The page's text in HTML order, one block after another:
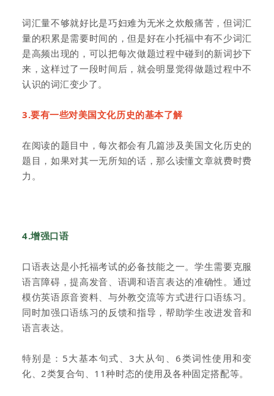
词汇量不够就好比是巧妇难为无米之炊般痛苦，但词汇
量的积累是需要时间的，但是好在小托福中有不少词汇
是高频出现的，可以把每次做题过程中碰到的新词抄下
来，这样过了一段时间后，就会明显觉得做题过程中不
认识的词汇变少了。
3.要有一些对美国文化历史的基本了解
在阅读的题目中，每次都会有几篇涉及美国文化历史的
题目，如果对其一无所知的话，那么读懂文章就费时费
力。
4.增强口语
口语表达是小托福考试的必备技能之一。学生需要克服
语言障碍，提高发音、语调和语言表达的准确性。通过
模仿英语原音资料、与外教交流等方式进行口语练习。
同时加强口语练习的反馈和指导，帮助学生改进发音和
语言表达。
特别是：5大基本句式、3大从句、6类词性使用和变
化、2类复合句、11种时态的使用及各种固定搭配等。